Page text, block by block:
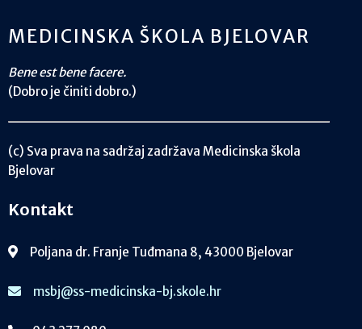
MEDICINSKA ŠKOLA BJELOVAR
Bene est bene facere.
(Dobro je činiti dobro.)
(c) Sva prava na sadržaj zadržava Medicinska škola
Bjelovar
Kontakt
Poljana dr. Franje Tuđmana 8, 43000 Bjelovar
msbj@ss-medicinska-bj.skole.hr